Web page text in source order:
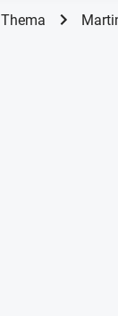
Thema